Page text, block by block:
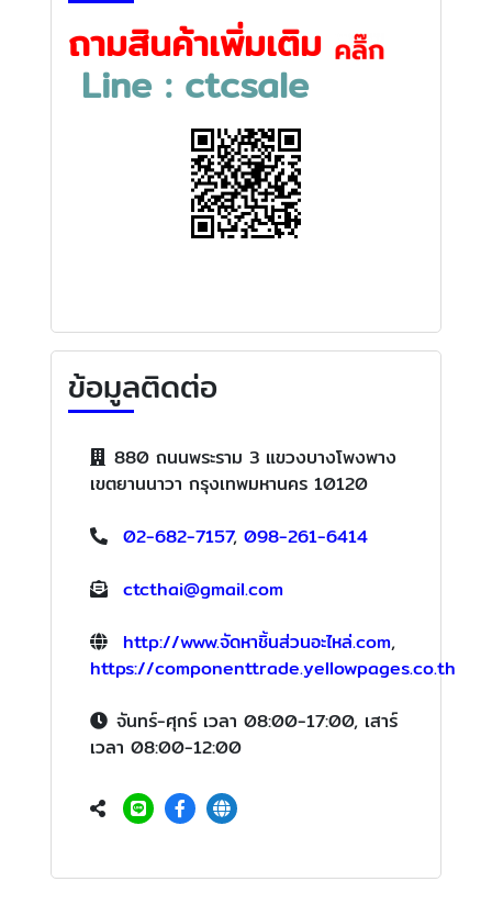
ถามสินค้าเพิ่มเติม
Line : ctcsale
ข้อมูลติดต่อ
880 ถนนพระราม 3 แขวงบางโพงพาง
เขตยานนาวา กรุงเทพมหานคร 10120
02-682-7157, 098-261-6414
ctcthai@gmail.com
http://www.จัดหาชิ้นส่วนอะไหล่.com,
https://componenttrade.yellowpages.co.th
จันทร์-ศุกร์ เวลา 08:00-17:00, เสาร์
เวลา 08:00-12:00